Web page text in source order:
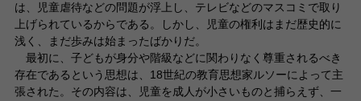
は、児童虐待などの問題が浮上し、テレビなどのマスコミで取り
上げられているからである。しかし、児童の権利はまだ歴史的に
浅く、まだ歩みは始まったばかりだ。
最初に、子どもが身分や階級などに関わりなく尊重されるべき
存在であるという思想は、18世紀の教育思想家ルソーによって主
張された。その内容は、児童を成人が小さいものと捕らえず、一